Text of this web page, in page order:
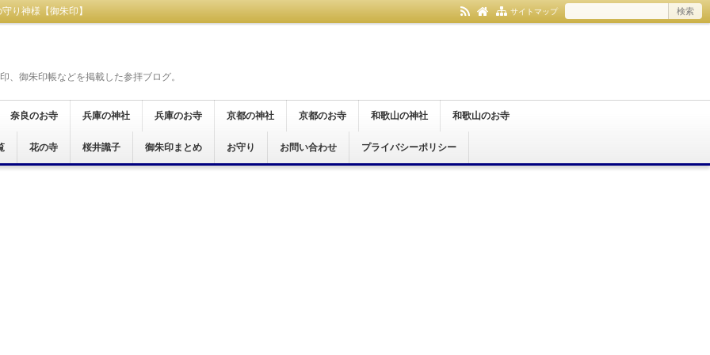
り神様【御朱印】 サイトマップ
、御朱印帳などを掲載した参拝ブログ。
奈良のお寺
奈良市
桜井市
天理市
橿原市
御所市
葛城市
大和郡山市
生駒市
五條市
宇陀市
磯城郡
生駒郡
高市郡
吉野郡
北葛城郡
明日香村
兵庫の神社
神戸市
尼崎市
兵庫のお寺
尼崎市
加西市
姫路市
京都の神社
京都市
京都のお寺
京都市
宮津市
舞鶴市
木津川市
和歌山の神社
和歌山市
紀の川市
伊都郡
日高郡
那智勝浦町
和歌山のお寺
和歌山市
橋本市
紀の川市
有田郡
伊都郡
日高郡
那智勝浦町
花の寺 桜井識子 御朱印まとめ お守り お問い合わせ プライバシーポリシー